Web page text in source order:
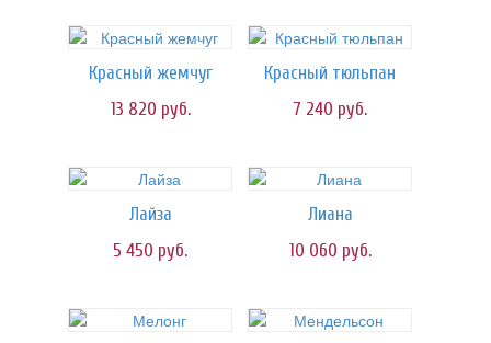
Красный жемчуг
13 820 руб.
Красный тюльпан
7 240 руб.
Лайза
5 450 руб.
Лиана
10 060 руб.